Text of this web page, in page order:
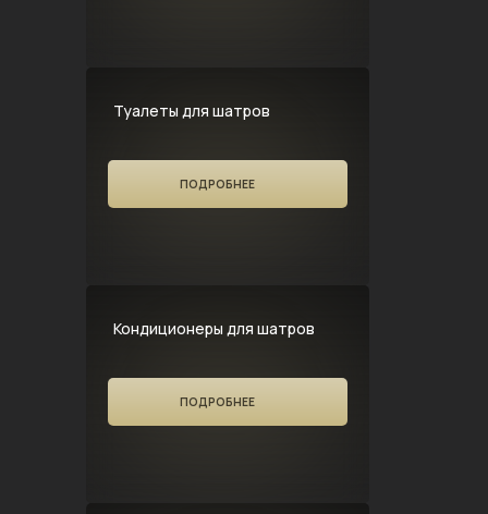
Туалеты для шатров
ПОДРОБНЕЕ
Кондиционеры для шатров
ПОДРОБНЕЕ